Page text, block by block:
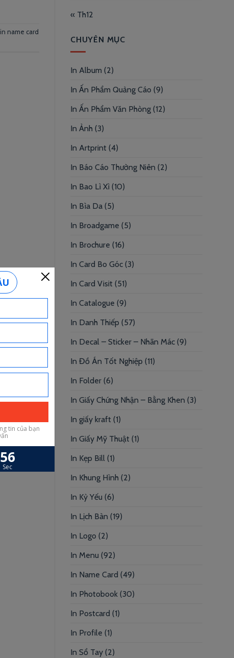
in name card
« Th12
CHUYÊN MỤC
In Album (2)
In Ấn Phẩm Quảng Cáo (9)
In Ấn Phẩm Văn Phòng (12)
In Ảnh (3)
In Artprint (4)
In Báo Cáo Thường Niên (2)
In Bao Lì Xì (10)
In Bìa Da (5)
In Broadgame (5)
In Brochure (16)
In Card Bo Góc (3)
In Card Visit (51)
In Catalogue (9)
In Danh Thiếp (57)
In Decal – Sticker – Nhãn Mác (9)
In Đồ Án Tốt Nghiệp (11)
In Folder (6)
In Giấy Chứng Nhận – Bằng Khen (3)
In giấy kraft (1)
In Giấy Mỹ Thuật (1)
In Kẹp Bill (1)
In Khung Hình (2)
In Kỷ Yếu (6)
In Lịch Bàn (19)
In Logo (2)
In Menu (92)
In Name Card (49)
In Photobook (30)
In Postcard (1)
In Profile (1)
In Sổ Tay (2)